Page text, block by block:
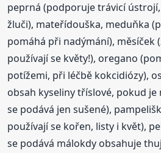
peprná (podporuje trávicí
žluči), mateřídouška, meduňka
pomáhá při nadýmání), měsíček
používají se květy!), oregano
potížemi, při léčbě kokcidiózy),
obsah kyseliny tříslové, pokud
se podává jen sušené),
používají se kořen, listy i květ),
se podává málokdy obsahuje